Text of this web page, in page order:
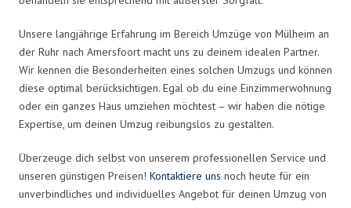
Unsere langjährige Erfahrung im Bereich Umzüge von Mülheim an
der Ruhr nach Amersfoort macht uns zu deinem idealen Partner.
Wir kennen die Besonderheiten eines solchen Umzugs und können
diese optimal berücksichtigen. Egal ob du eine Einzimmerwohnung
oder ein ganzes Haus umziehen möchtest – wir haben die nötige
Expertise, um deinen Umzug reibungslos zu gestalten.
Überzeuge dich selbst von unserem professionellen Service und
unseren günstigen Preisen! Kontaktiere uns noch heute für ein
unverbindliches und individuelles Angebot für deinen Umzug von